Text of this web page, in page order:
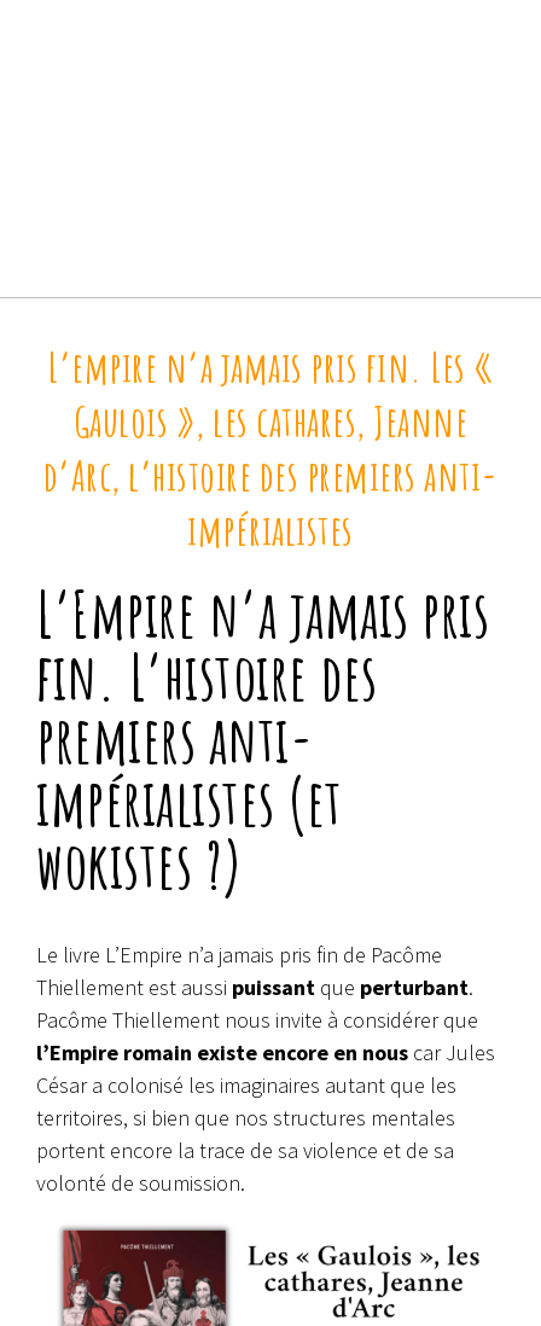
L’empire n’a jamais pris fin. Les «
Gaulois », les cathares, Jeanne
d’Arc, l’histoire des premiers anti-
impérialistes
L’Empire n’a jamais pris
fin. L’histoire des
premiers anti-
impérialistes (et
wokistes ?)
Le livre L’Empire n’a jamais pris fin de Pacôme
Thiellement est aussi puissant que perturbant.
Pacôme Thiellement nous invite à considérer que
l’Empire romain existe encore en nous car Jules
César a colonisé les imaginaires autant que les
territoires, si bien que nos structures mentales
portent encore la trace de sa violence et de sa
volonté de soumission.